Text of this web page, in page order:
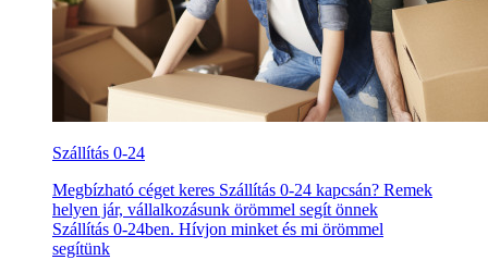
Szállítás 0-24
Megbízható céget keres Szállítás 0-24 kapcsán? Remek
helyen jár, vállalkozásunk örömmel segít önnek
Szállítás 0-24ben. Hívjon minket és mi örömmel
segítünk